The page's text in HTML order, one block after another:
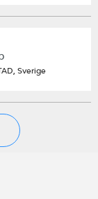
Sverige